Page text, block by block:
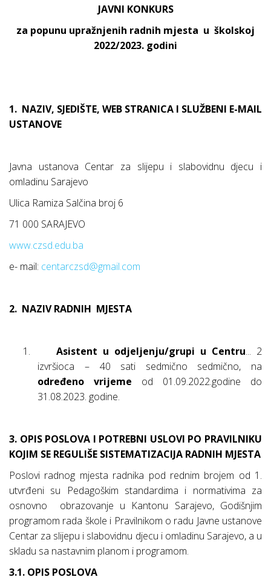
JAVNI KONKURS
za popunu upražnjenih radnih mjesta u školskoj
2022/2023. godini
1. NAZIV, SJEDIŠTE, WEB STRANICA I SLUŽBENI E-MAIL
USTANOVE
Javna ustanova Centar za slijepu i slabovidnu djecu i
omladinu Sarajevo
Ulica Ramiza Salčina broj 6
71 000 SARAJEVO
www.czsd.edu.ba
e- mail: centarczsd@gmail.com
2. NAZIV RADNIH MJESTA
1. Asistent u odjeljenju/grupi u Centru... 2
izvršioca – 40 sati sedmično sedmično, na
određeno vrijeme od 01.09.2022.godine do
31.08.2023. godine.
3. OPIS POSLOVA I POTREBNI USLOVI PO PRAVILNIKU
KOJIM SE REGULIŠE SISTEMATIZACIJA RADNIH MJESTA
Poslovi radnog mjesta radnika pod rednim brojem od 1.
utvrđeni su Pedagoškim standardima i normativima za
osnovno
obrazovanje u Kantonu Sarajevo, Godišnjim
programom rada škole i Pravilnikom o radu Javne ustanove
Centar za slijepu i slabovidnu djecu i omladinu Sarajevo, a u
skladu sa nastavnim planom i programom.
3.1. OPIS POSLOVA